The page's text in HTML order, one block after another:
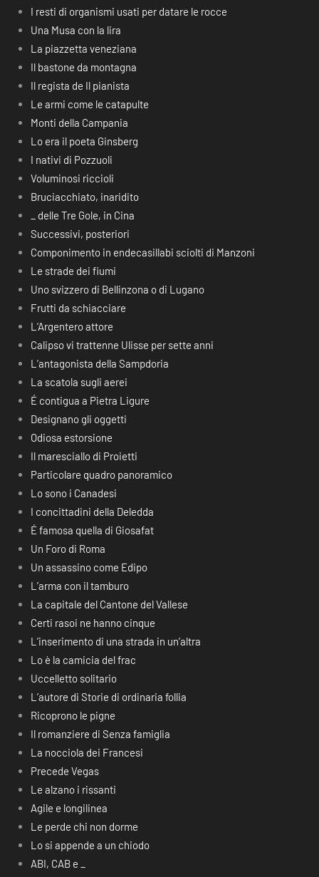
I resti di organismi usati per datare le rocce
Una Musa con la lira
La piazzetta veneziana
Il bastone da montagna
Il regista de Il pianista
Le armi come le catapulte
Monti della Campania
Lo era il poeta Ginsberg
I nativi di Pozzuoli
Voluminosi riccioli
Bruciacchiato, inaridito
_ delle Tre Gole, in Cina
Successivi, posteriori
Componimento in endecasillabi sciolti di Manzoni
Le strade dei fiumi
Uno svizzero di Bellinzona o di Lugano
Frutti da schiacciare
L’Argentero attore
Calipso vi trattenne Ulisse per sette anni
L’antagonista della Sampdoria
La scatola sugli aerei
É contigua a Pietra Ligure
Designano gli oggetti
Odiosa estorsione
Il maresciallo di Proietti
Particolare quadro panoramico
Lo sono i Canadesi
I concittadini della Deledda
É famosa quella di Giosafat
Un Foro di Roma
Un assassino come Edipo
L’arma con il tamburo
La capitale del Cantone del Vallese
Certi rasoi ne hanno cinque
L’inserimento di una strada in un’altra
Lo è la camicia del frac
Uccelletto solitario
L’autore di Storie di ordinaria follia
Ricoprono le pigne
Il romanziere di Senza famiglia
La nocciola dei Francesi
Precede Vegas
Le alzano i rissanti
Agile e longilinea
Le perde chi non dorme
Lo si appende a un chiodo
ABI, CAB e _